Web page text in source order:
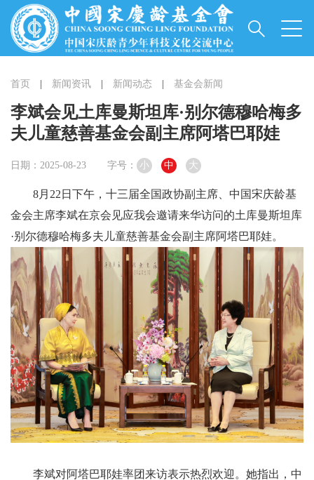
首页 新闻资讯 新闻动态 基金会新闻
李斌会见土库曼斯坦库·别尔德穆哈梅多
夫儿童慈善基金会副主席阿塔巴耶娃
日期：2025-08-23 字号： 小 中 大
8月22日下午，十三届全国政协副主席、中国宋庆龄基
金会主席李斌在京会见应我会邀请来华访问的土库曼斯坦库
·别尔德穆哈梅多夫儿童慈善基金会副主席阿塔巴耶娃。
李斌对阿塔巴耶娃率团来访表示热烈欢迎。她指出，中